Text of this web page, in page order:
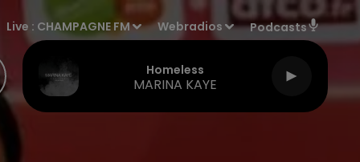
Live : CHAMPAGNE FM Webradios Podcasts
Homeless
MARINA KAYE